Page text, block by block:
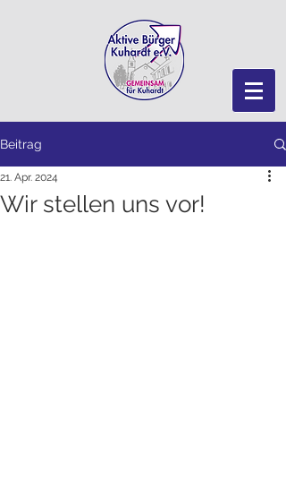
Beitrag
Wir stellen uns vor!
21. Apr. 2024